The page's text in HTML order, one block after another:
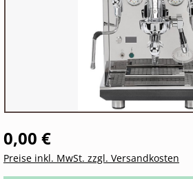
0,00 €
Preise inkl. MwSt. zzgl. Versandkosten